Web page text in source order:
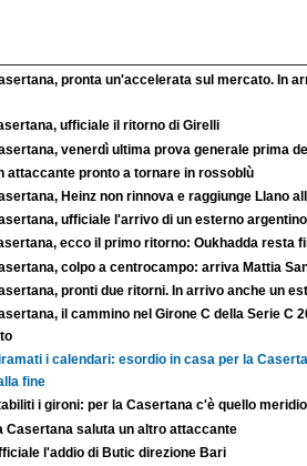
pronta un'accelerata sul mercato. In
ufficiale il ritorno di Girelli
venerdì ultima prova generale prima
attaccante pronto a tornare in rossoblù
Heinz non rinnova e raggiunge Llano
ufficiale l'arrivo di un esterno argentino
ecco il primo ritorno: Oukhadda resta
colpo a centrocampo: arriva Mattia
pronti due ritorni. In arrivo anche un
il cammino nel Girone C della Serie C
i calendari: esordio in casa per la
fine
i gironi: per la Casertana c'è quello
Casertana saluta un altro attaccante
l'addio di Butic direzione Bari